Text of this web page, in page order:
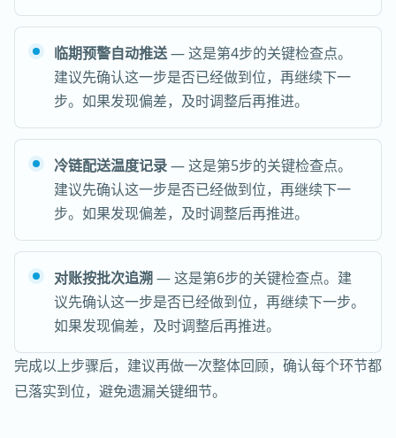
临期预警自动推送— 这是第4步的关键检查点。
建议先确认这一步是否已经做到位，再继续下一
步。如果发现偏差，及时调整后再推进。
冷链配送温度记录— 这是第5步的关键检查点。
建议先确认这一步是否已经做到位，再继续下一
步。如果发现偏差，及时调整后再推进。
对账按批次追溯 — 这是第6步的关键检查点。建
议先确认这一步是否已经做到位，再继续下一步。
如果发现偏差，及时调整后再推进。
完成以上步骤后，建议再做一次整体回顾，确认每个环节都
已落实到位，避免遗漏关键细节。